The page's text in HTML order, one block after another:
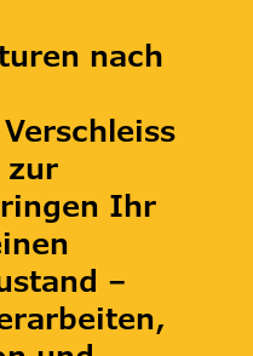
nach
zur
Ihr
–